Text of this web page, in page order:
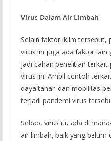
Virus Dalam Air Limbah
Selain faktor iklim tersebut,
virus ini juga ada faktor lain
jadi bahan penelitian terkait
virus ini. Ambil contoh
daya tahan dan mobilitas
terjadi pandemi virus
Sebab, virus itu ada di
air limbah, baik yang belum